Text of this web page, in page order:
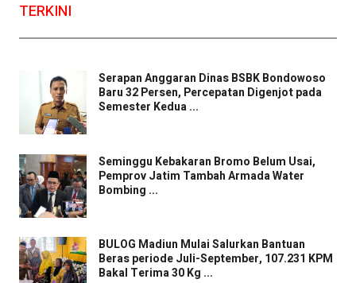
TERKINI
Serapan Anggaran Dinas BSBK Bondowoso
Baru 32 Persen, Percepatan Digenjot pada
Semester Kedua ...
Seminggu Kebakaran Bromo Belum Usai,
Pemprov Jatim Tambah Armada Water
Bombing ...
BULOG Madiun Mulai Salurkan Bantuan
Beras periode Juli-September, 107.231 KPM
Bakal Terima 30 Kg ...